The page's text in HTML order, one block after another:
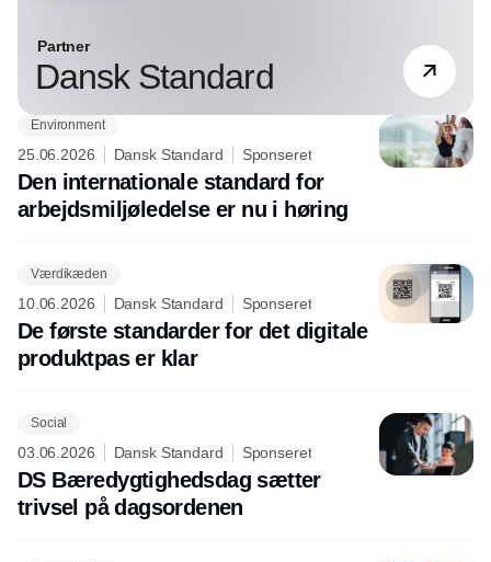
Partner
Dansk Standard
Environment
25.06.2026 Dansk Standard Sponseret
Den internationale standard for
arbejdsmiljøledelse er nu i høring
Værdikæden
10.06.2026 Dansk Standard Sponseret
De første standarder for det digitale
produktpas er klar
Social
03.06.2026 Dansk Standard Sponseret
DS Bæredygtighedsdag sætter
trivsel på dagsordenen